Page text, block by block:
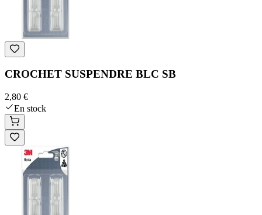
CROCHET SUSPENDRE BLC SB
2,80 €
En stock